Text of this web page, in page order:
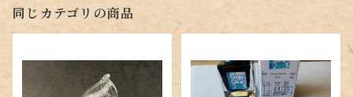
同じカテゴリの商品